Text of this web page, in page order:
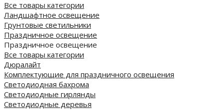
Все товары категории
Ландшафтное освещение
Грунтовые светильники
Праздничное освещение
Праздничное освещение
Все товары категории
Дюралайт
Комплектующие для праздничного освещения
Светодиодная бахрома
Светодиодные гирлянды
Светодиодные деревья